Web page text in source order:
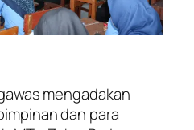
mengadakan
dan para